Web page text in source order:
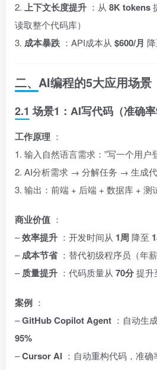
2. 上下文长度提升 ：从 8K tokens
读取整个代码库）
3. 成本暴跌 ：API成本从 $600/月
二、AI编程的5大应用场景
2.1 场景1：AI写代码（准确率
工作原理 ：
1. 输入自然语言需求：”写一个用户
2. AI分析需求 → 分解任务 → 生成
3. 输出：前端 + 后端 + 数据库 + 测
商业价值 ：
–效率提升 ：开发时间从 1周 降至
–成本节省 ：替代初级程序员（年薪
–质量提升 ：代码质量从 70分提升
案例 ：
–GitHub Copilot Agent ：自动生
95%
–Cursor AI ：自动重构代码，准确